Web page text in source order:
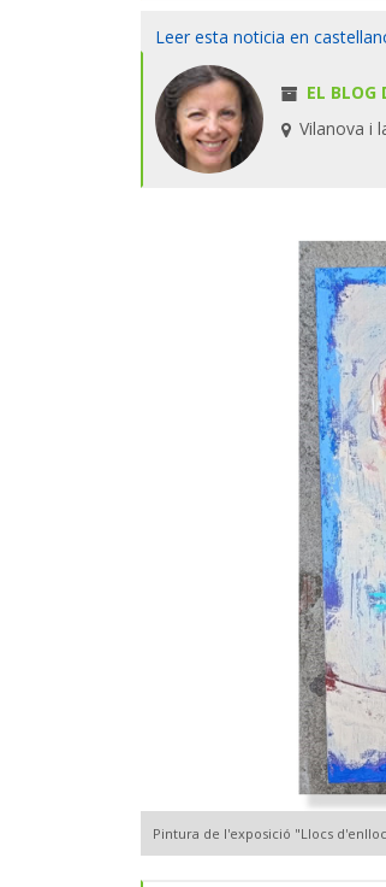
Leer esta noticia en
EL BLOG
Vilanova i
Pintura de l'exposició "Llocs